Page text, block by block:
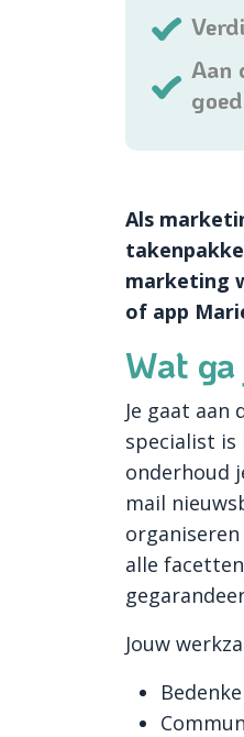
Aan
Als
marketing
of app
Wat
Je gaat
specialist is
onderhoud
mail
alle
Jouw